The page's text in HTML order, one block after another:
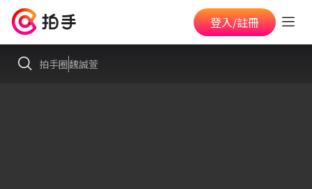
登入/註冊
拍手圈魏誠萱